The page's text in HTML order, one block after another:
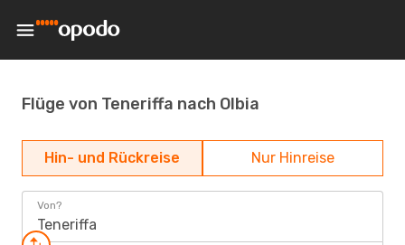
Flüge von Teneriffa nach Olbia
Hin- und Rückreise Nur Hinreise
Von?
Teneriffa